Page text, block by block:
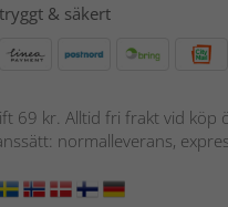
& säkert
69 kr. Alltid fri frakt vid
normalleverans,